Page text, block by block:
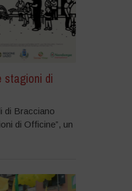
stagioni di
di Bracciano
di Officine”, un